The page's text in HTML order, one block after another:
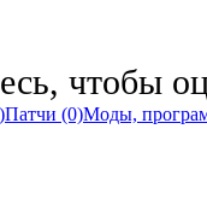
чтобы
Патчи (0)Моды,